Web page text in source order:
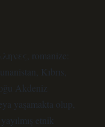
romanize:
Kıbrıs,
Akdeniz
yaşamakta olup,
etnik